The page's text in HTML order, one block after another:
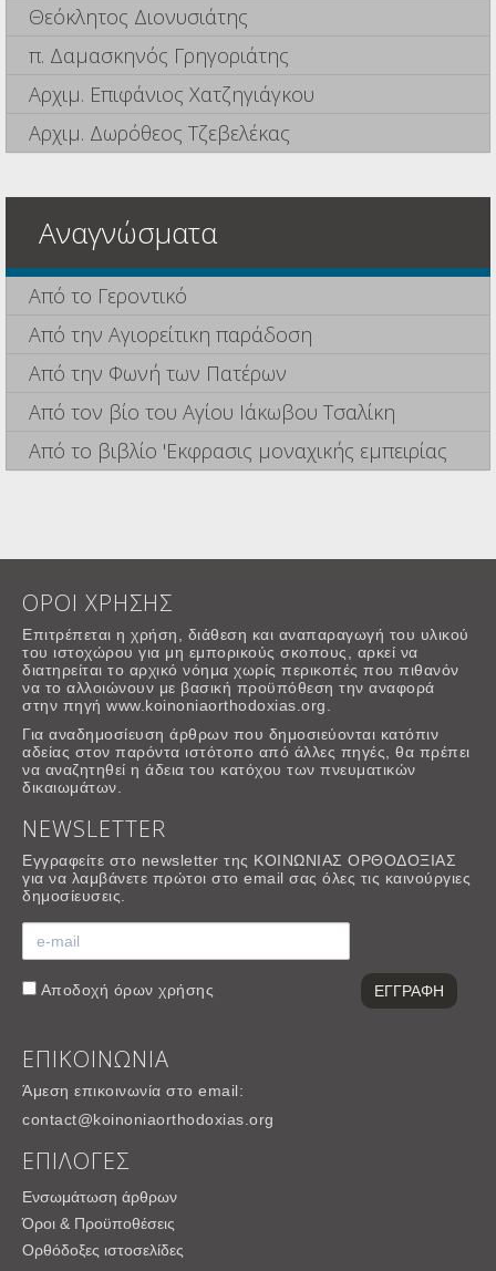
Θεόκλητος Διονυσιάτης
π. Δαμασκηνός Γρηγοριάτης
Αρχιμ. Επιφάνιος Χατζηγιάγκου
Αρχιμ. Δωρόθεος Τζεβελέκας
Αναγνώσματα
Από το Γεροντικό
Από την Αγιορείτικη παράδοση
Από την Φωνή των Πατέρων
Από τον βίο του Αγίου Ιάκωβου Τσαλίκη
Από το βιβλίο 'Εκφρασις μοναχικής εμπειρίας
ΟΡΟΙ ΧΡΗΣΗΣ
Επιτρέπεται η χρήση, διάθεση και αναπαραγωγή του υλικού
του ιστοχώρου για μη εμπορικούς σκοπους, αρκεί να
διατηρείται το αρχικό νόημα χωρίς περικοπές που πιθανόν
να το αλλοιώνουν με βασική προϋπόθεση την αναφορά
στην πηγή www.koinoniaorthodoxias.org.
Για αναδημοσίευση άρθρων που δημοσιεύονται κατόπιν
αδείας στον παρόντα ιστότοπο από άλλες πηγές, θα πρέπει
να αναζητηθεί η άδεια του κατόχου των πνευματικών
δικαιωμάτων.
NEWSLETTER
Εγγραφείτε στο newsletter της ΚΟΙΝΩΝΙΑΣ ΟΡΘΟΔΟΞΙΑΣ
για να λαμβάνετε πρώτοι στο email σας όλες τις καινούργιες
δημοσίευσεις.
Αποδοχή όρων χρήσης
ΕΠΙΚΟΙΝΩΝΙΑ
Άμεση επικοινωνία στο email:
contact@koinoniaorthodoxias.org
ΕΠΙΛΟΓΕΣ
Ενσωμάτωση άρθρων
Όροι & Προϋποθέσεις
Ορθόδοξες ιστοσελίδες